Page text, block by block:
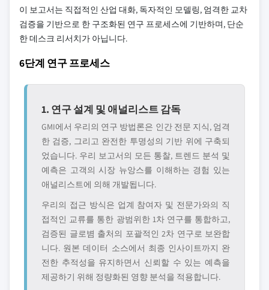
이 보고서는 직접적인 산업 대화, 독자적인 모델링, 엄격한 교차
검증을 기반으로 한 구조화된 연구 프로세스에 기반하며, 단순
한 데스크 리서치가 아닙니다.
6단계 연구 프로세스
1. 연구 설계 및 애널리스트 감독
GMI에서 우리의 연구 방법론은 인간 전문 지식, 엄격
한 검증, 그리고 완전한 투명성의 기반 위에 구축되
었습니다. 우리 보고서의 모든 통찰, 트렌드 분석 및
예측은 고객의 시장 뉴앙스를 이해하는 경험 있는
애널리스트에 의해 개발됩니다.
우리의 접근 방식은 업계 참여자 및 전문가와의 직
접적인 교류를 통한 광범위한 1차 연구를 통합하고,
검증된 글로볌 출처의 포괄적인 2차 연구로 보완합
니다. 원본 데이터 소스에서 최종 인사이트까지 완
전한 추적성을 유지하면서 신뢰할 수 있는 예측을
제공하기 위해 정량화된 영향 분석을 적용합니다.